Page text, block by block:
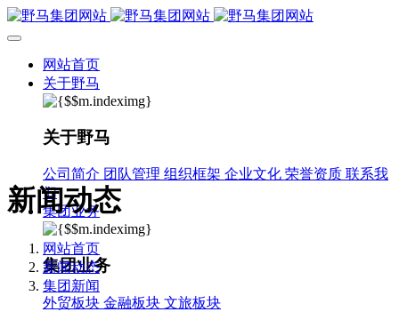
网站首页
关于野马
关于野马
公司简介 团队管理 组织框架 企业文化 荣誉资质 联系我
们
集团业务
集团业务
外贸板块 金融板块 文旅板块
新闻动态
网站首页
新闻动态
集团新闻